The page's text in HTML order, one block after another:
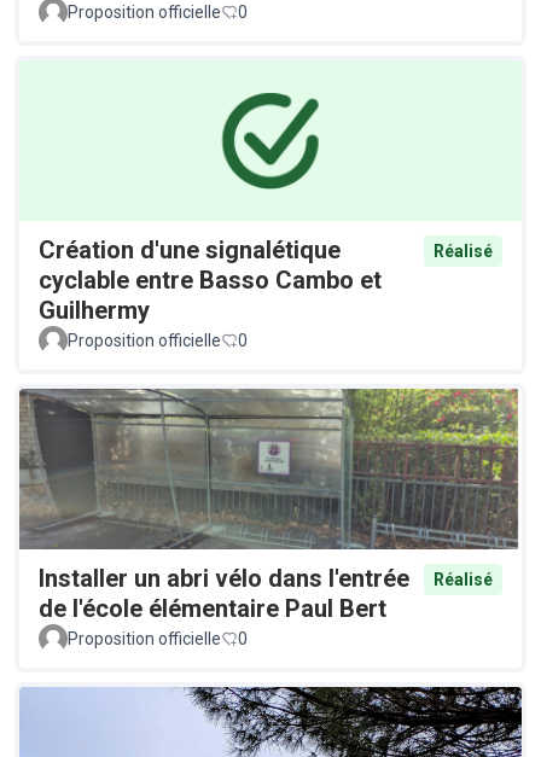
Proposition officielle 0
Création d'une signalétique
cyclable entre Basso Cambo et
Guilhermy
Réalisé
Proposition officielle 0
Installer un abri vélo dans l'entrée
de l'école élémentaire Paul Bert
Réalisé
Proposition officielle 0